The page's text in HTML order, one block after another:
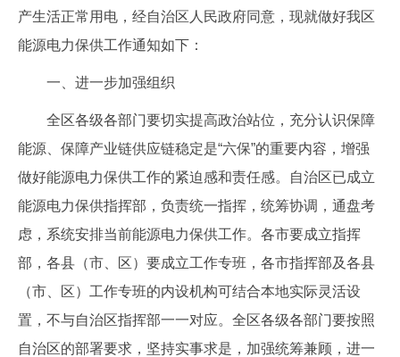
产生活正常用电，经自治区人民政府同意，现就做好我区
能源电力保供工作通知如下：
一、进一步加强组织
全区各级各部门要切实提高政治站位，充分认识保障
能源、保障产业链供应链稳定是“六保”的重要内容，增强
做好能源电力保供工作的紧迫感和责任感。自治区已成立
能源电力保供指挥部，负责统一指挥，统筹协调，通盘考
虑，系统安排当前能源电力保供工作。各市要成立指挥
部，各县（市、区）要成立工作专班，各市指挥部及各县
（市、区）工作专班的内设机构可结合本地实际灵活设
置，不与自治区指挥部一一对应。全区各级各部门要按照
自治区的部署要求，坚持实事求是，加强统筹兼顾，进一